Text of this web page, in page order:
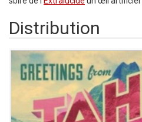
Distribution